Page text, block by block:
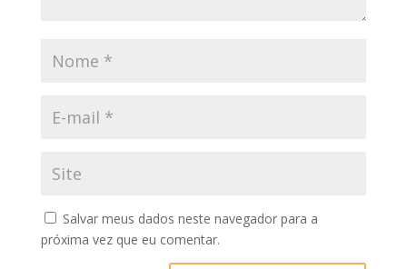
Salvar meus dados neste navegador para a
próxima vez que eu comentar.